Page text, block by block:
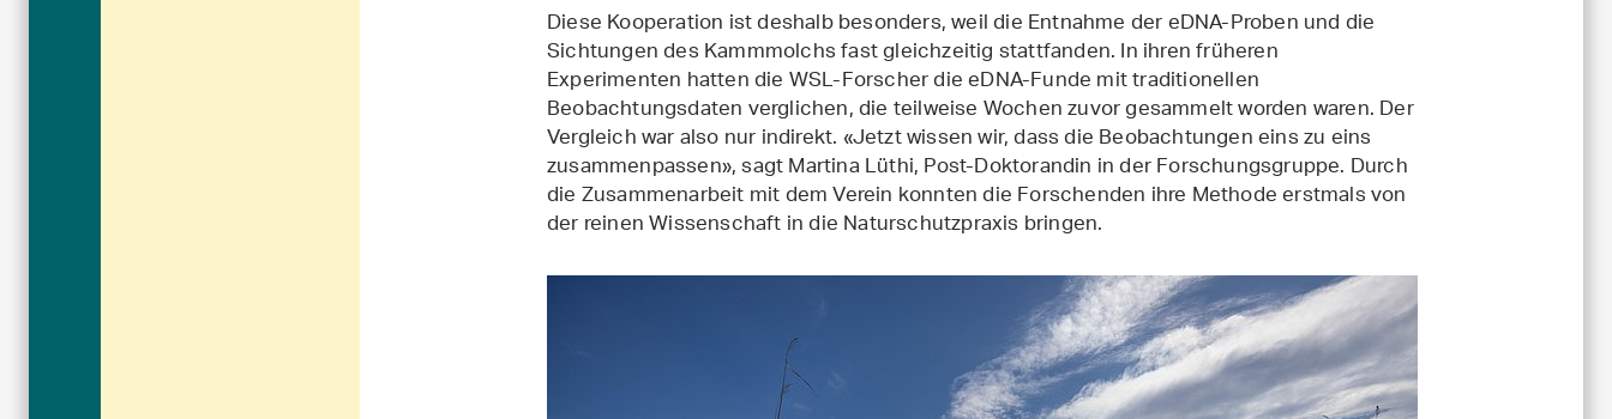
Diese Kooperation ist deshalb besonders, weil die Entnahme der eDNA-Proben und die
Sichtungen des Kammmolchs fast gleichzeitig stattfanden. In ihren früheren
Experimenten hatten die WSL-Forscher die eDNA-Funde mit traditionellen
Beobachtungsdaten verglichen, die teilweise Wochen zuvor gesammelt worden waren. Der
Vergleich war also nur indirekt. «Jetzt wissen wir, dass die Beobachtungen eins zu eins
zusammenpassen», sagt Martina Lüthi, Post-Doktorandin in der Forschungsgruppe. Durch
die Zusammenarbeit mit dem Verein konnten die Forschenden ihre Methode erstmals von
der reinen Wissenschaft in die Naturschutzpraxis bringen.